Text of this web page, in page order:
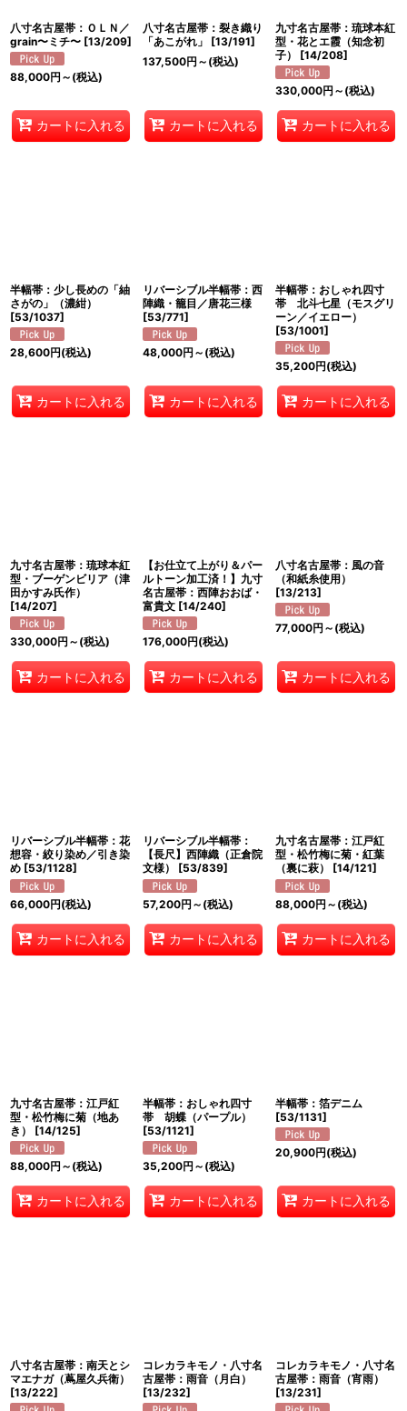
八寸名古屋帯：ＯＬＮ／
grain〜ミチ〜 [13/209]
88,000円 ～ (税込)
カートに入れる
八寸名古屋帯：裂き織り
「あこがれ」
[13/191]
137,500円 ～ (税込)
カートに入れる
九寸名古屋帯：琉球本紅
型・花とエ霞（知念初
子）
[14/208]
330,000円 ～ (税込)
カートに入れる
半幅帯：少し長めの「紬
さがの」（濃紺）
[53/1037]
28,600円(税込)
カートに入れる
リバーシブル半幅帯：西
陣織・籠目／唐花三様
[53/771]
48,000円 ～ (税込)
カートに入れる
半幅帯：おしゃれ四寸
帯 北斗七星（モスグリ
ーン／イエロー）
[53/1001]
35,200円(税込)
カートに入れる
九寸名古屋帯：琉球本紅
型・ブーゲンビリア（津
田かすみ氏作）
[14/207]
330,000円 ～ (税込)
カートに入れる
【お仕立て上がり＆パー
ルトーン加工済！】九寸
名古屋帯：西陣おおば・
富貴文 [14/240]
176,000円(税込)
カートに入れる
八寸名古屋帯：風の音
（和紙糸使用）
[13/213]
77,000円 ～ (税込)
カートに入れる
リバーシブル半幅帯：花
想容・絞り染め／引き染
め [53/1128]
66,000円(税込)
カートに入れる
リバーシブル半幅帯：
【長尺】西陣織（正倉院
文様）
[53/839]
57,200円 ～ (税込)
カートに入れる
九寸名古屋帯：江戸紅
型・松竹梅に菊・紅葉
（裏に萩）
[14/121]
88,000円 ～ (税込)
カートに入れる
九寸名古屋帯：江戸紅
型・松竹梅に菊（地あ
き）
[14/125]
88,000円 ～ (税込)
カートに入れる
半幅帯：おしゃれ四寸
帯 胡蝶（パープル）
[53/1121]
35,200円 ～ (税込)
カートに入れる
半幅帯：箔デニム
[53/1131]
20,900円(税込)
カートに入れる
八寸名古屋帯：南天とシ
マエナガ（蔦屋久兵衛）
[13/222]
コレカラキモノ・八寸名
古屋帯：雨音（月白）
[13/232]
コレカラキモノ・八寸名
古屋帯：雨音（宵雨）
[13/231]